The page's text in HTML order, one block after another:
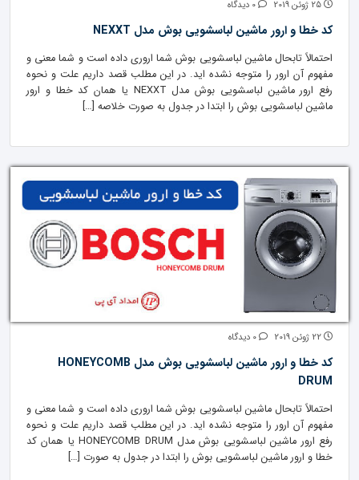
کد خطا و ارور ماشین لباسشویی بوش مدل NEXXT
احتمالاً تابحال ماشین لباسشویی بوش شما اروری داده است و شما معنی و
مفهوم آن ارور را متوجه نشده اید. در این مطلب قصد داریم علت و نحوه
رفع ارور ماشین لباسشویی بوش مدل NEXXT یا همان کد خطا و ارور
ماشین لباسشویی بوش را ابتدا در جدول به صورت خلاصه […]
کد خطا و ارور ماشین لباسشویی بوش مدل HONEYCOMB
DRUM
احتمالاً تابحال ماشین لباسشویی بوش شما اروری داده است و شما معنی و
مفهوم آن ارور را متوجه نشده اید. در این مطلب قصد داریم علت و نحوه
رفع ارور ماشین لباسشویی بوش مدل HONEYCOMB DRUM یا همان کد
خطا و ارور ماشین لباسشویی بوش را ابتدا در جدول به صورت […]